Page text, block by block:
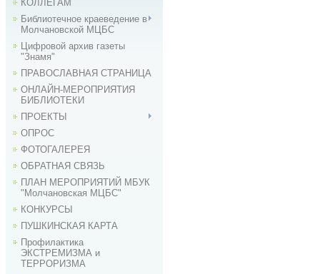
КОЛЛЕГАМ
Библиотечное краеведение в
Молчановской МЦБС
Цифровой архив газеты
"Знамя"
ПРАВОСЛАВНАЯ СТРАНИЦА
ОНЛАЙН-МЕРОПРИЯТИЯ
БИБЛИОТЕКИ
ПРОЕКТЫ
ОПРОС
ФОТОГАЛЕРЕЯ
ОБРАТНАЯ СВЯЗЬ
ПЛАН МЕРОПРИЯТИЙ МБУК
"Молчановская МЦБС"
КОНКУРСЫ
ПУШКИНСКАЯ КАРТА
Профилактика
ЭКСТРЕМИЗМА и
ТЕРРОРИЗМА